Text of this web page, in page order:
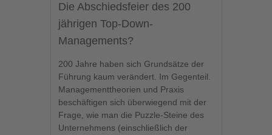
Die Abschiedsfeier des 200
jährigen Top-Down-
Managements?
200 Jahre haben sich Grundsätze der
Führung kaum verändert. Im Gegenteil.
Managementtheorien und Praxis
beschäftigen sich überwiegend mit der
Frage, wie man die Puzzle-Steine des
Unternehmens (einschließlich der